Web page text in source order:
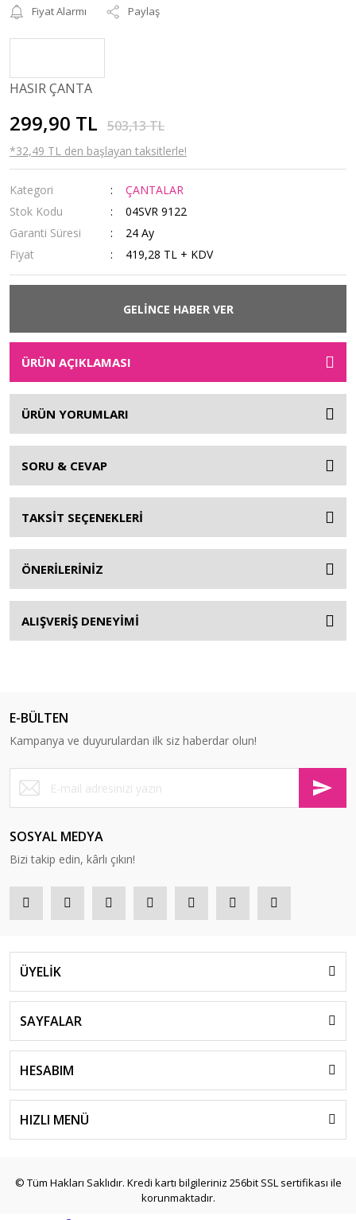
Fiyat Alarmı
Paylaş
HASIR ÇANTA
299,90 TL 503,13 TL
*32,49 TL den başlayan taksitlerle!
Kategori
ÇANTALAR
Stok Kodu
04SVR 9122
Garanti Süresi
24 Ay
Fiyat
419,28 TL + KDV
GELİNCE HABER VER
ÜRÜN AÇIKLAMASI
ÜRÜN YORUMLARI
SORU & CEVAP
TAKSİT SEÇENEKLERİ
ÖNERİLERİNİZ
ALIŞVERİŞ DENEYİMİ
E-BÜLTEN
Kampanya ve duyurulardan ilk siz haberdar olun!
SOSYAL MEDYA
Bizi takip edin, kârlı çıkın!
ÜYELİK
SAYFALAR
HESABIM
HIZLI MENÜ
© Tüm Hakları Saklıdır. Kredi kartı bilgileriniz 256bit SSL sertifikası ile
korunmaktadır.